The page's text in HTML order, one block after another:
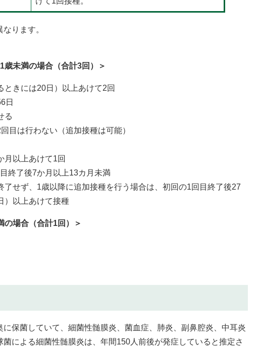
ります。
歳未満の場合（合計3回）＞
ときには20日）以上あけて2回
日
る
は行わない（追加接種は可能）
月以上あけて1回
終了後7か月以上13カ月未満
せず、1歳以降に追加接種を行う場合は、初回の1回目終了後27
）以上あけて接種
の場合（合計1回）＞
保菌していて、細菌性髄膜炎、菌血症、肺炎、副鼻腔炎、中耳炎
による細菌性髄膜炎は、年間150人前後が発症していると推定さ